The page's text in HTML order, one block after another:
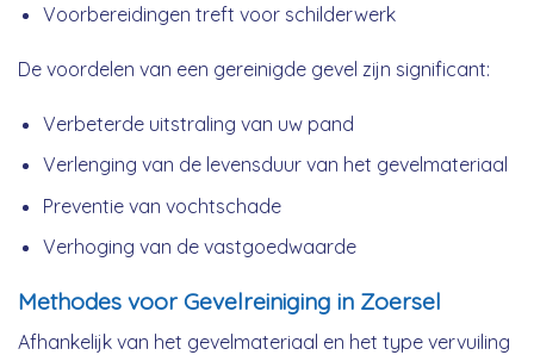
Voorbereidingen treft voor schilderwerk
De voordelen van een gereinigde gevel zijn significant:
Verbeterde uitstraling van uw pand
Verlenging van de levensduur van het gevelmateriaal
Preventie van vochtschade
Verhoging van de vastgoedwaarde
Methodes voor Gevelreiniging in Zoersel
Afhankelijk van het gevelmateriaal en het type vervuiling